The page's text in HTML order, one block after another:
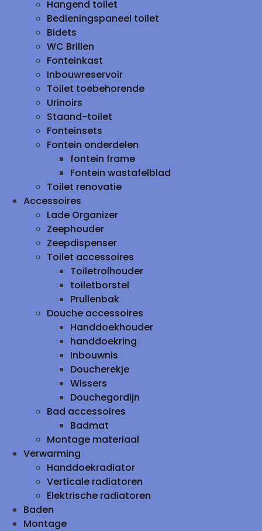
Hangend toilet
Bedieningspaneel toilet
Bidets
WC Brillen
Fonteinkast
Inbouwreservoir
Toilet toebehorende
Urinoirs
Staand-toilet
Fonteinsets
Fontein onderdelen
fontein frame
Fontein wastafelblad
Toilet renovatie
Accessoires
Lade Organizer
Zeephouder
Zeepdispenser
Toilet accessoires
Toiletrolhouder
toiletborstel
Prullenbak
Douche accessoires
Handdoekhouder
handdoekring
Inbouwnis
Doucherekje
Wissers
Douchegordijn
Bad accessoires
Badmat
Montage materiaal
Verwarming
Handdoekradiator
Verticale radiatoren
Elektrische radiatoren
Baden
Montage